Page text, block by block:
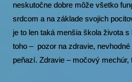
neskutočne dobre môže všetko
srdcom a na základe svojich
je to len taká menšia škola života
toho – pozor na zdravie,
peňazí. Zdravie – močový mechúr,